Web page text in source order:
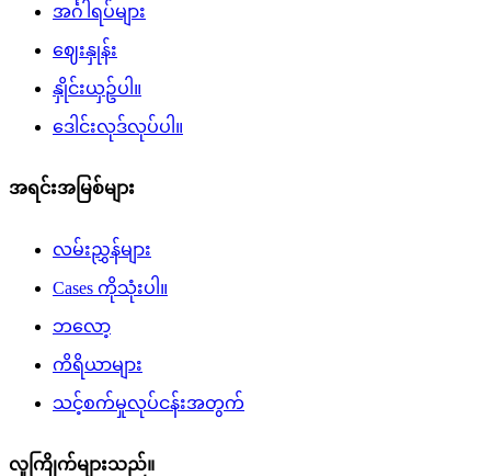
အင်္ဂါရပ်များ
ဈေးနှုန်း
နှိုင်းယှဥ်ပါ။
ဒေါင်းလုဒ်လုပ်ပါ။
အရင်းအမြစ်များ
လမ်းညွှန်များ
Cases ကိုသုံးပါ။
ဘလော့
ကိရိယာများ
သင့်စက်မှုလုပ်ငန်းအတွက်
လူကြိုက်များသည်။